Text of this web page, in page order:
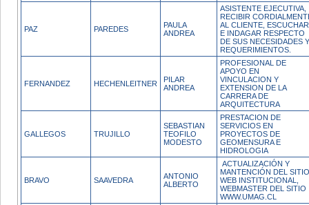
PAZ PAREDES
PAULA
ANDREA
ASISTENTE EJECUTIVA,
RECIBIR
AL CLIENTE, ESCUCHAR
E INDAGAR RESPECTO
DE SUS NECESIDADES Y
REQUERIMIENTOS.
FERNANDEZ HECHENLEITNER
PILAR
ANDREA
PROFESIONAL DE
APOYO EN
VINCULACION Y
EXTENSION DE LA
CARRERA DE
ARQUITECTURA
GALLEGOS TRUJILLO
SEBASTIAN
TEOFILO
MODESTO
PRESTACION DE
SERVICIOS EN
PROYECTOS DE
GEOMENSURA E
HIDROLOGIA
BRAVO SAAVEDRA
ANTONIO
ALBERTO
ACTUALIZACIÓN Y
MANTENCIÓN DEL SITIO
WEB INSTITUCIONAL,
WEBMASTER DEL SITIO
WWW.UMAG.CL